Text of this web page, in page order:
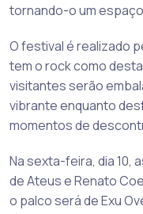
tornando-o um
O festival é realizado
tem o rock como
visitantes serão
vibrante enquanto
momentos de
Na sexta-feira, dia 10,
de Ateus e Renato
o palco será de Exu